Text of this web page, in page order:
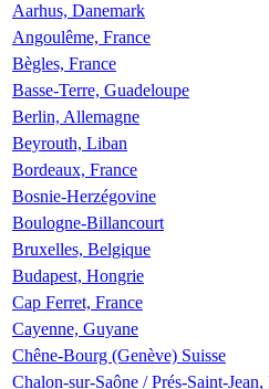
Aarhus, Danemark
Angoulême, France
Bègles, France
Basse-Terre, Guadeloupe
Berlin, Allemagne
Beyrouth, Liban
Bordeaux, France
Bosnie-Herzégovine
Boulogne-Billancourt
Bruxelles, Belgique
Budapest, Hongrie
Cap Ferret, France
Cayenne, Guyane
Chêne-Bourg (Genève) Suisse
Chalon-sur-Saône / Prés-Saint-Jean,